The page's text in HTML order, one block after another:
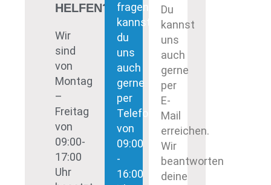
HELFEN?
Wir
sind
von
Montag
–
Freitag
von
09:00-
17:00
Uhr
fragen
kannst
du
uns
auch
gerne
per
Telefon
von
09:00
-
16:00
Du
kannst
uns
auch
gerne
per
E-
Mail
erreichen.
Wir
beantworten
deine